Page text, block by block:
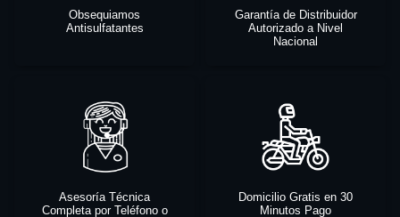
Obsequiamos
Antisulfatantes
Garantía de Distribuidor
Autorizado a Nivel
Nacional
Asesoría Técnica
Completa por Teléfono o
Domicilio Gratis en 30
Minutos Pago